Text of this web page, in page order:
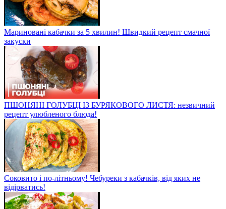
Мариновані кабачки за 5 хвилин! Швидкий рецепт смачної
закуски
ПШОНЯНІ ГОЛУБЦІ ІЗ БУРЯКОВОГО ЛИСТЯ: незвичний
рецепт улюбленого блюда!
Соковито і по-літньому! Чебуреки з кабачків, від яких не
відірватись!